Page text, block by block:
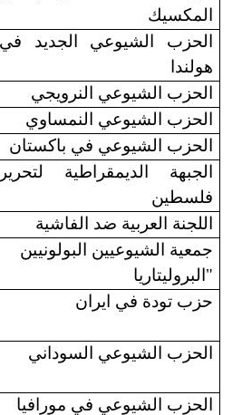
المكسيك
الحزب الشيوعي الجديد في
هولندا
الحزب الشيوعي النرويجي
الحزب الشيوعي النمساوي
الحزب الشيوعي في باكستان
الجبهة الديمقراطية لتحرير
فلسطين
اللجنة العربية ضد الفاشية
جمعية الشيوعيين البولونيين
"البروليتاريا
حزب تودة في ايران
الحزب الشيوعي السوداني
الحزب الشيوعي في مورافيا